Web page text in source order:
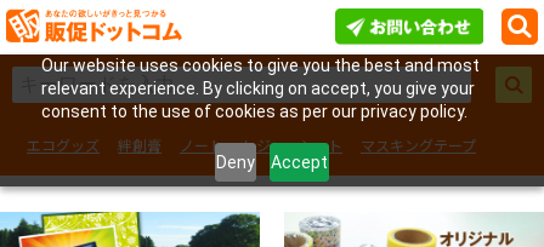
Our website uses cookies to give you the best and most
relevant experience. By clicking on accept, you give your
consent to the use of cookies as per our privacy policy.
Deny Accept
エコグッズ 絆創膏 ノート レジャーシート
マスキングテープ
フェイスシール